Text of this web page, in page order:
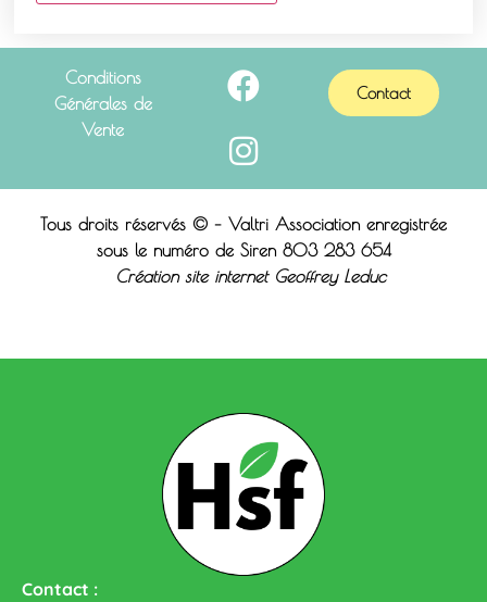
Conditions
Générales de
Vente
Contact
Tous droits réservés © – Valtri Association enregistrée
sous le numéro de Siren 803 283 654
Création site internet Geoffrey Leduc
Contact :